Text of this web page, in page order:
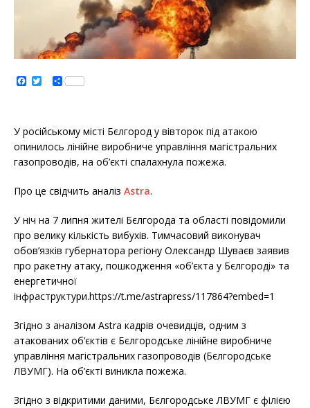
a
o
o
k
e
r
S
h
У російському місті Бєлгород у вівторок під атакою
опинилось лінійне виробниче управління магістральних
газопроводів, на об’єкті спалахнула пожежа.
Про це свідчить аналіз Astra.
У ніч на 7 липня жителі Бєлгорода та області повідомили
про велику кількість вибухів. Тимчасовий виконувач
обов’язків губернатора регіону Олександр Шуваєв заявив
про ракетну атаку, пошкодження «об’єкта у Бєлгороді» та
енергетичної
інфраструктури.https://t.me/astrapress/117864?embed=1
Згідно з аналізом Astra кадрів очевидців, одним з
атакованих об’єктів є Бєлгородське лінійне виробниче
управління магістральних газопроводів (Бєлгородське
ЛВУМГ). На об’єкті виникла пожежа.
Згідно з відкритими даними, Бєлгородське ЛВУМГ є філією